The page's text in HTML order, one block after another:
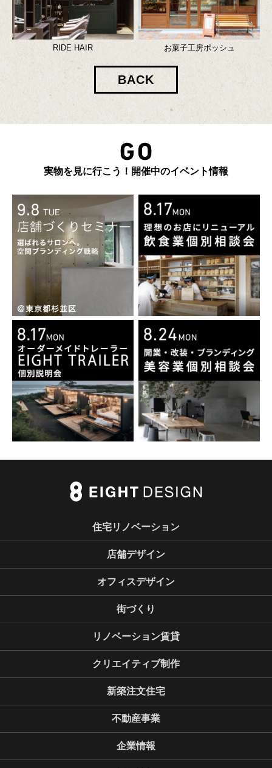
RIDE HAIR お菓子工房ポッシュ
BACK
実物を見に行こう！開催中のイベント情報
住宅リノベーション
店舗デザイン
オフィスデザイン
街づくり
リノベーション賃貸
クリエイティブ制作
新築注文住宅
不動産事業
企業情報